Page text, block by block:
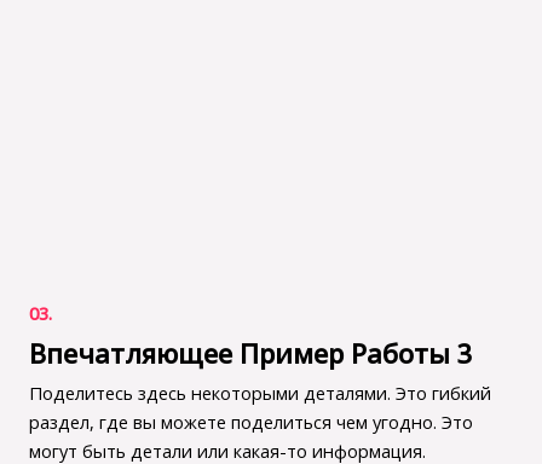
03.
Впечатляющее Пример Работы 3
Поделитесь здесь некоторыми деталями. Это гибкий
раздел, где вы можете поделиться чем угодно. Это
могут быть детали или какая-то информация.